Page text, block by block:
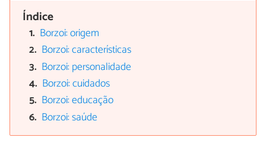
Índice
Borzoi: origem
Borzoi: características
Borzoi: personalidade
Borzoi: cuidados
Borzoi: educação
Borzoi: saúde